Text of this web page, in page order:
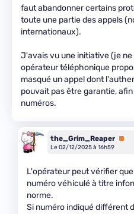
faut abandonner certains
toute une partie des appels
internationaux).
J'avais vu une initiative (je ne
opérateur téléphonique
masqué un appel dont
pouvait pas être garantie,
numéros.
the_Grim_Reaper
Le 02/12/2025 à 16h59
L'opérateur peut vérifier
numéro véhiculé à titre
norme.
Si numéro indiqué différent